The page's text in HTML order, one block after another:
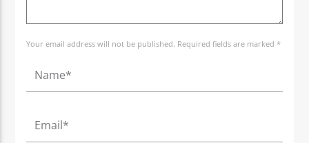
Your email address will not be published. Required fields are marked *